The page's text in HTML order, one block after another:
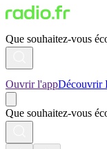
Que souhaitez-vous
Ouvrir l'appDécouvrir
Que souhaitez-vous